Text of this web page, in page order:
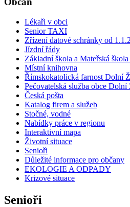
Lékaři v obci
Senior TAXI
Zřízení datové schránky od
Jízdní řády
Základní škola a Mateřská
Místní knihovna
Římskokatolická farnost Dolní
Pečovatelská služba obce
Česká pošta
Katalog firem a služeb
Stočné, vodné
Nabídky práce v regionu
Interaktivní mapa
Životní situace
Senioři
Důležité informace pro občany
EKOLOGIE A ODPADY
Krizové situace
Senioři